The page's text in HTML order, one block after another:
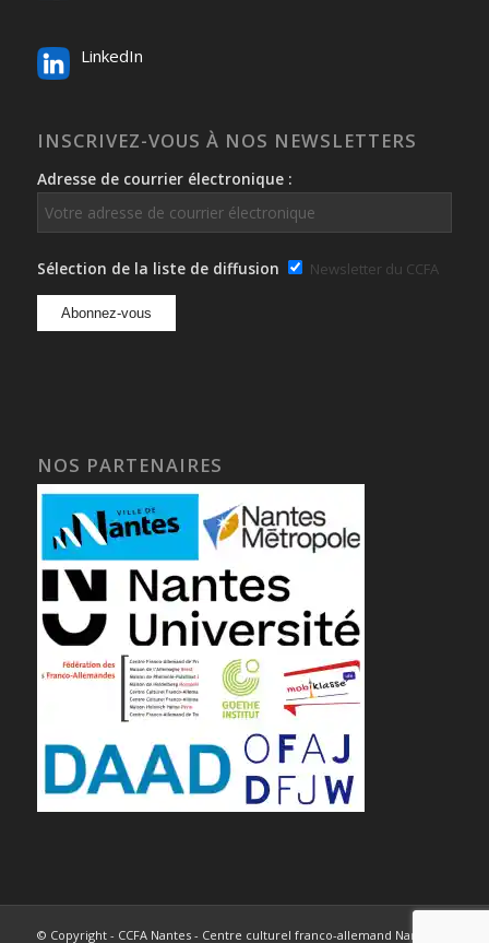
LinkedIn
INSCRIVEZ-VOUS À NOS NEWSLETTERS
Adresse de courrier électronique :
Sélection de la liste de diffusion Newsletter du CCFA
NOS PARTENAIRES
© Copyright - CCFA Nantes - Centre culturel franco-allemand Nantes -